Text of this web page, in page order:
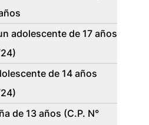
adolescente de 17 años
de 14 años
de 13 años (C.P. N°